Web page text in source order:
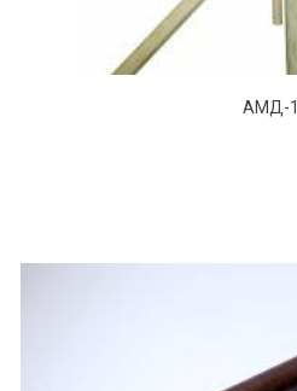
АМД-1